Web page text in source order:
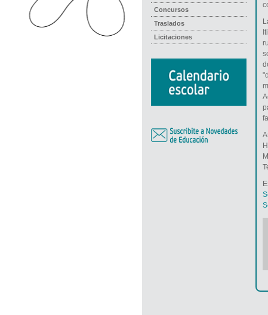
Concursos
Traslados
Licitaciones